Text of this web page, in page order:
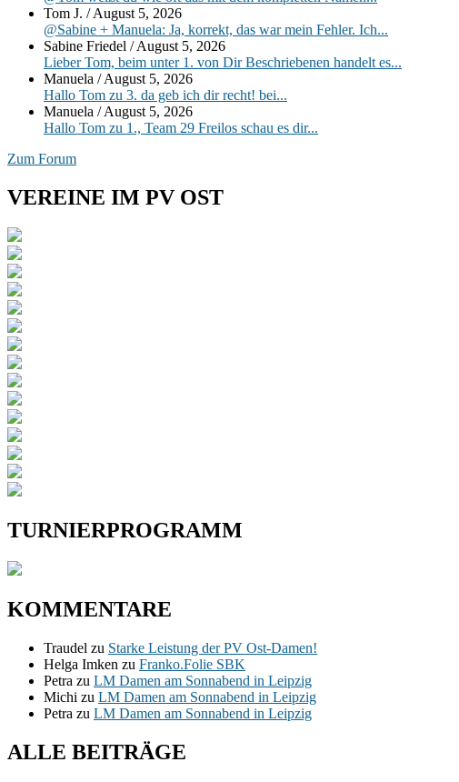
Tom J. /August 5, 2026
@Sabine + Manuela: Ja, korrekt, das war mein Fehler. Ich...
Sabine Friedel /August 5, 2026
Lieber Tom, beim unter 1. von Dir Beschriebenen handelt es...
Manuela /August 5, 2026
Hallo Tom zu 3. da geb ich dir recht! bei...
Manuela /August 5, 2026
Hallo Tom zu 1., Team 29 Freilos schau es dir...
Zum Forum
VEREINE IM PV OST
TURNIERPROGRAMM
KOMMENTARE
Traudel zu Starke Leistung der PV Ost-Damen!
Helga Imken zu Franko.Folie SBK
Petra zu LM Damen am Sonnabend in Leipzig
Michi zu LM Damen am Sonnabend in Leipzig
Petra zu LM Damen am Sonnabend in Leipzig
ALLE BEITRÄGE